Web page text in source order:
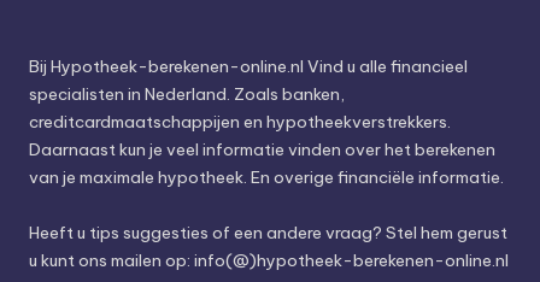
Bij Hypotheek-berekenen-online.nl Vind u alle financieel
specialisten in Nederland. Zoals banken,
creditcardmaatschappijen en hypotheekverstrekkers.
Daarnaast kun je veel informatie vinden over het berekenen
van je maximale hypotheek. En overige financiële informatie.
Heeft u tips suggesties of een andere vraag? Stel hem gerust
u kunt ons mailen op: info(@)hypotheek-berekenen-online.nl